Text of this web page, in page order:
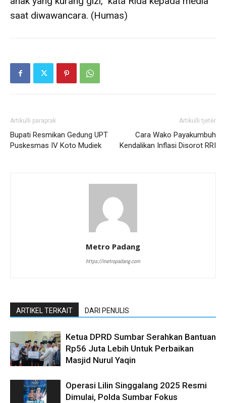
saat diwawancara. (Humas)
Artikulli paraprak
Bupati Resmikan Gedung UPT
Puskesmas IV Koto Mudiek
Artikulli tjetër
Cara Wako Payakumbuh
Kendalikan Inflasi Disorot RRI
Metro Padang
https://metropadang.com
ARTIKEL TERKAIT DARI PENULIS
Ketua DPRD Sumbar Serahkan Bantuan
Rp56 Juta Lebih Untuk Perbaikan
Masjid Nurul Yaqin
Operasi Lilin Singgalang 2025 Resmi
Dimulai, Polda Sumbar Fokus